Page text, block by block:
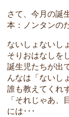
さて、今月の誕
本：ノンタンの
ないしょないし
そりおはなしを
誕生児たちが出
んなは「ないし
誰も教えてくれ
「それじゃあ、
には･･･